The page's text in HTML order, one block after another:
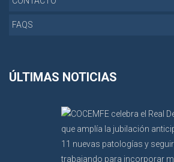
FAQS
ÚLTIMAS NOTICIAS